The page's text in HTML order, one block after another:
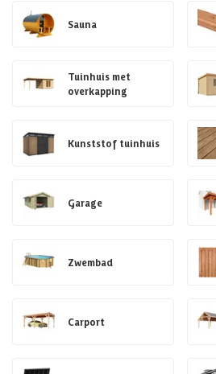
Sauna
Tuinhuis met
overkapping
Kunststof tuinhuis
Garage
Zwembad
Carport